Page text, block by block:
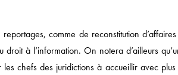
reportages, comme de reconstitution
droit à l’information. On notera d’ailleurs
chefs des juridictions à accueillir avec